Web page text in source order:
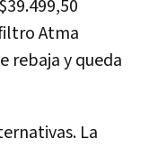
Atma
rebaja y queda
La